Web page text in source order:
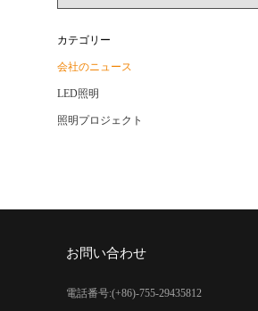
カテゴリー
会社のニュース
LED照明
照明プロジェクト
お問い合わせ
電話番号:(+86)-755-29435812